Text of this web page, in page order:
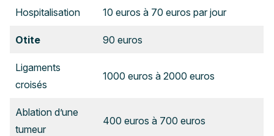
Hospitalisation 10 euros à 70 euros par jour
Otite 90 euros
Ligaments
croisés
1000 euros à 2000 euros
Ablation d’une
tumeur
400 euros à 700 euros